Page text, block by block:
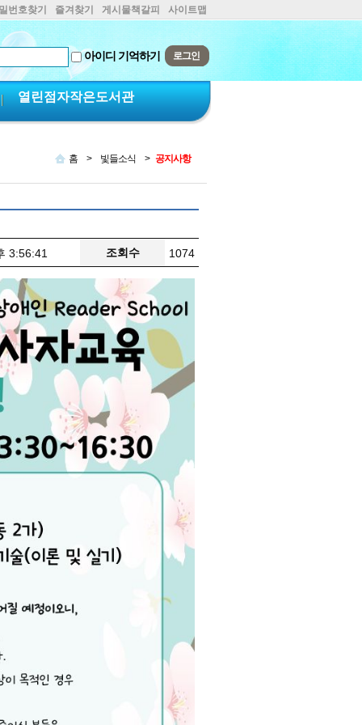
번호찾기 즐겨찾기 게시물책갈피 사이트맵
아이디 기억하기
열린점자작은도서관
홈 > 빛들소식 > 공지사항
3:56:41 조회수 1074